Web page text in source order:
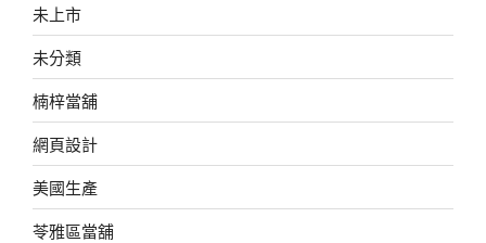
未上市
未分類
楠梓當舖
網頁設計
美國生產
苓雅區當舖